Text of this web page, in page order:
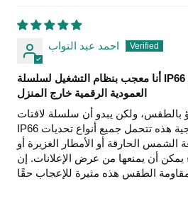
احمد عبد التواب
أنا معجب بنظام التشغيل لسلسلة IP66 من شاشات العرض
العمودية الرقمية خارج المنزل
بالطقس، ولكن يبدو أن سلسلة لافتات
IP66 الرقمية العمودية الخارجية هذه تتحمل جميع أنواع تحديات
الحارقة أو الأمطار الغزيرة أو
يمكن أن يمنعها من عرض الإعلانات. إن